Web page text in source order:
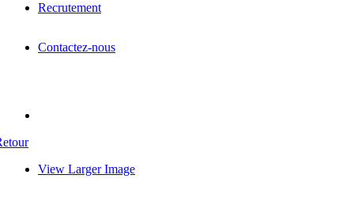
Recrutement
Contactez-nous
View Larger Image